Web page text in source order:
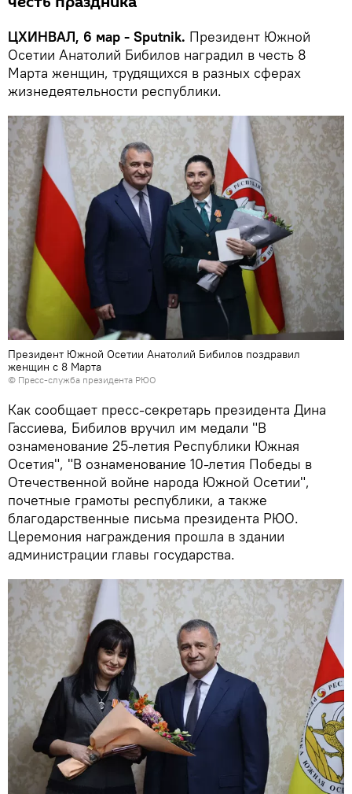
ЦХИНВАЛ, 6 мар - Sputnik. Президент Южной
Осетии Анатолий Бибилов наградил в честь 8
Марта женщин, трудящихся в разных сферах
жизнедеятельности республики.
Президент Южной Осетии Анатолий Бибилов поздравил
женщин с 8 Марта
© Пресс-служба президента РЮО
Как сообщает пресс-секретарь президента Дина
Гассиева, Бибилов вручил им медали "В
ознаменование 25-летия Республики Южная
Осетия", "В ознаменование 10-летия Победы в
Отечественной войне народа Южной Осетии",
почетные грамоты республики, а также
благодарственные письма президента РЮО.
Церемония награждения прошла в здании
администрации главы государства.